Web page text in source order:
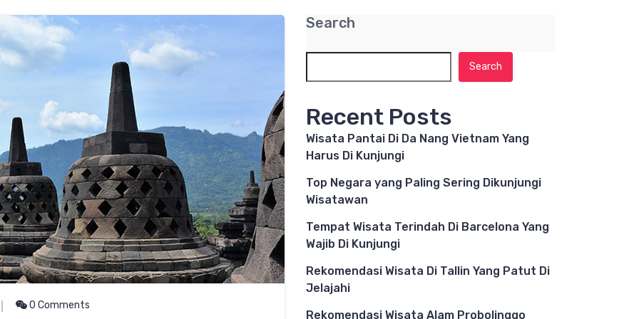
0 Comments
Search
Search
Recent Posts
Wisata Pantai Di Da Nang Vietnam Yang
Harus Di Kunjungi
Top Negara yang Paling Sering Dikunjungi
Wisatawan
Tempat Wisata Terindah Di Barcelona Yang
Wajib Di Kunjungi
Rekomendasi Wisata Di Tallin Yang Patut Di
Jelajahi
Rekomendasi Wisata Alam Probolinggo